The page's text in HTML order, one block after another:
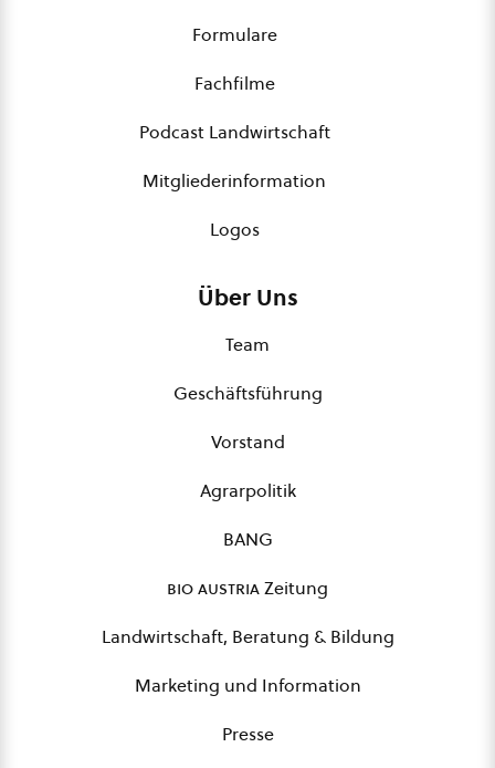
Formulare
Fachfilme
Podcast Landwirtschaft
Mitgliederinformation
Logos
Über Uns
Team
Geschäftsführung
Vorstand
Agrarpolitik
BANG
bio austriaZeitung
Landwirtschaft, Beratung & Bildung
Marketing und Information
Presse